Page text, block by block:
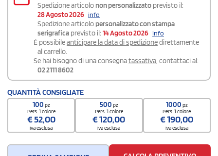
Spedizione articolo non personalizzato previsto il:
28 Agosto 2026 info
Spedizione articolo personalizzato con stampa
serigrafica previsto il: 14 Agosto 2026 info
É possibileanticipare la data di spedizionedirettamente
al carrello.
Se hai bisogno di una consegnatassativa, contattaci al:
02 2111 8602
QUANTITÀ CONSIGLIATE
100 pz
Pers. 1 colore
€52,00
iva esclusa
500 pz
Pers. 1 colore
€120,00
iva esclusa
1000 pz
Pers. 1 colore
€190,00
iva esclusa